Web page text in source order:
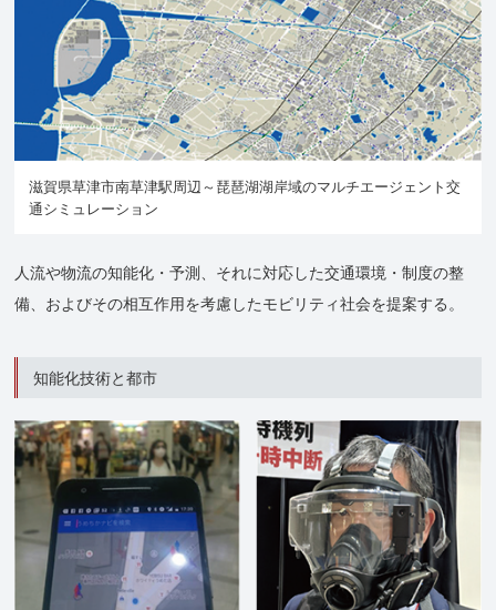
滋賀県草津市南草津駅周辺～琵琶湖湖岸域のマルチエージェント交
通シミュレーション
人流や物流の知能化・予測、それに対応した交通環境・制度の整
備、およびその相互作用を考慮したモビリティ社会を提案する。
知能化技術と都市